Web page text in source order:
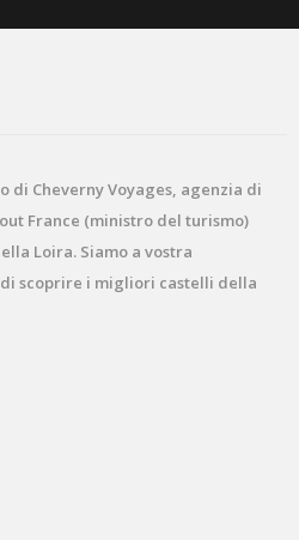
di Cheverny Voyages, agenzia di
France (ministro del turismo)
Loira. Siamo a vostra
scoprire i migliori castelli della